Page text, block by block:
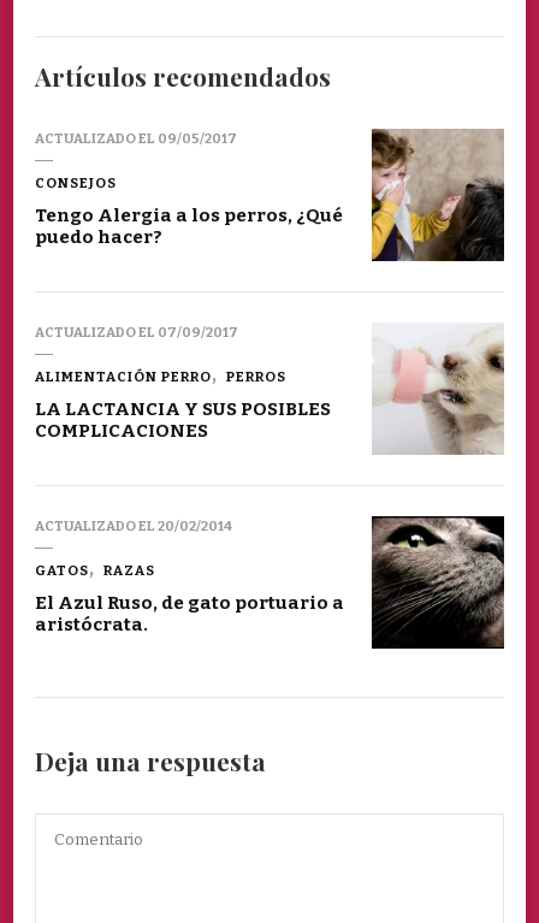
Artículos recomendados
ACTUALIZADO EL 09/05/2017
CONSEJOS
Tengo Alergia a los perros, ¿Qué
puedo hacer?
ACTUALIZADO EL 07/09/2017
ALIMENTACIÓN PERRO PERROS
LA LACTANCIA Y SUS POSIBLES
COMPLICACIONES
ACTUALIZADO EL 20/02/2014
GATOS RAZAS
El Azul Ruso, de gato portuario a
aristócrata.
Deja una respuesta